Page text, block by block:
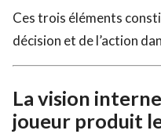
Ces trois éléments
décision et de l’action
La vision
joueur produit